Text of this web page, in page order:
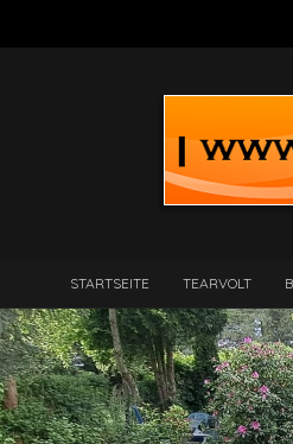
STARTSEITE TEARVOLT